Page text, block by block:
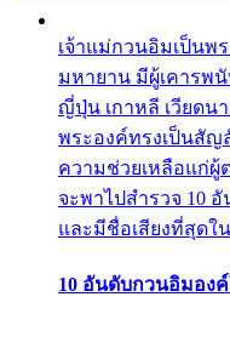
เจ้าแม่กวนอิมเป็นพ
มหายาน มีผู้เคารพ
ญี่ปุ่น เกาหลี เวียดน
พระองค์ทรงเป็นสั
ความช่วยเหลือแก่ผู้
จะพาไปสำรวจ 10
และมีชื่อเสียงที่สุดใ
10 อันดับกวนอิมอง